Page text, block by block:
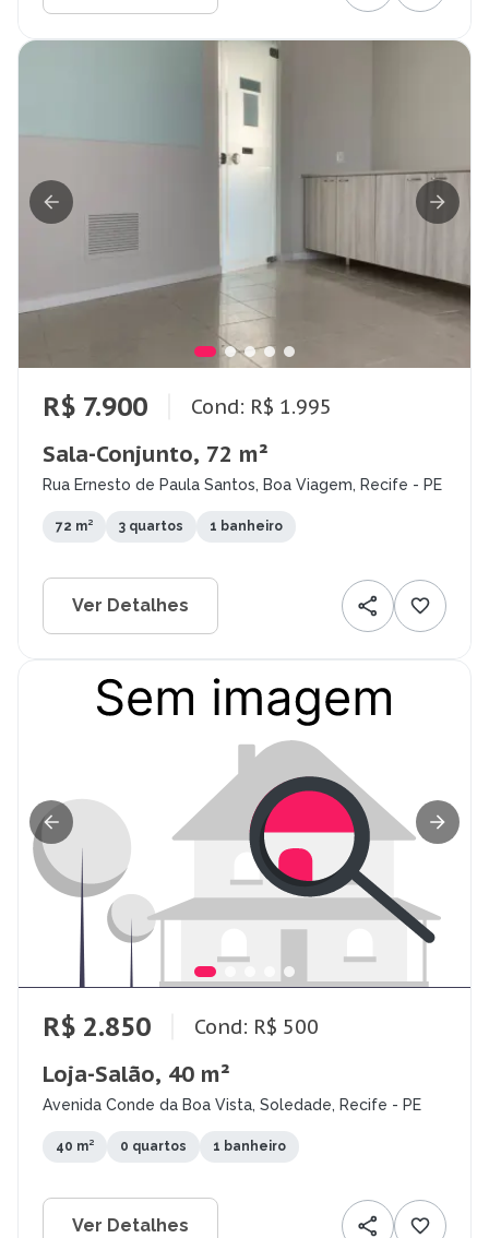
R$ 7.900 Cond: R$ 1.995
Sala-Conjunto, 72 m²
Rua Ernesto de Paula Santos, Boa Viagem, Recife - PE
72 m² 3 quartos 1 banheiro
Ver Detalhes
R$ 2.850 Cond: R$ 500
Loja-Salão, 40 m²
Avenida Conde da Boa Vista, Soledade, Recife - PE
40 m² 0 quartos 1 banheiro
Ver Detalhes